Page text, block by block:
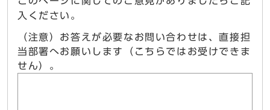
入ください。
（注意）お答えが必要なお問い合わせは、直接担
当部署へお願いします（こちらではお受けできま
せん）。